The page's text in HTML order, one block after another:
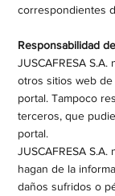
correspondientes
Responsabilidad
JUSCAFRESA
otros sitios web
portal. Tampoco
terceros, que
portal.​
JUSCAFRESA
hagan de la
daños sufridos o